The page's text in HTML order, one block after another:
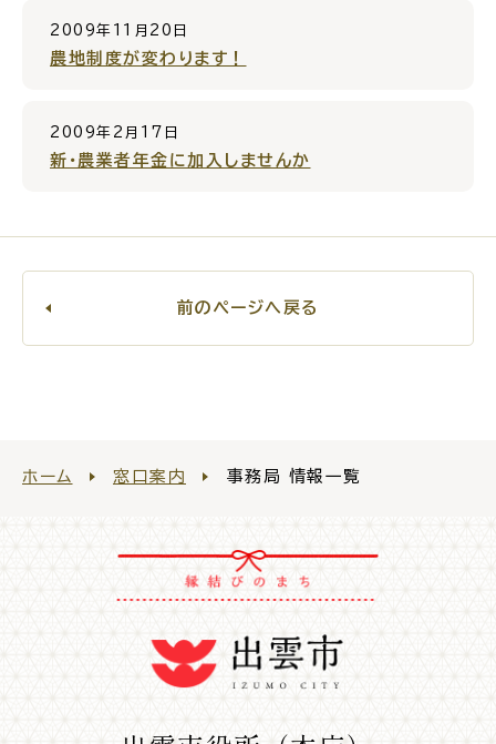
各課へのお問い合わせ
2009年11月20日
農地制度が変わります！
2009年2月17日
新・農業者年金に加入しませんか
前のページへ戻る
ホーム 窓口案内 事務局 情報一覧